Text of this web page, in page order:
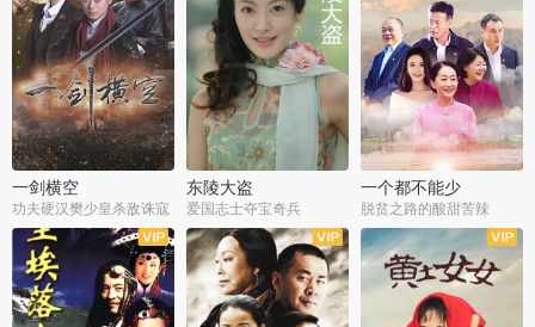
一剑横空
功夫硬汉樊少皇杀敌诛寇
东陵大盗
爱国志士夺宝奇兵
一个都不能少
脱贫之路的酸甜苦辣
全25集
全50集 全23集